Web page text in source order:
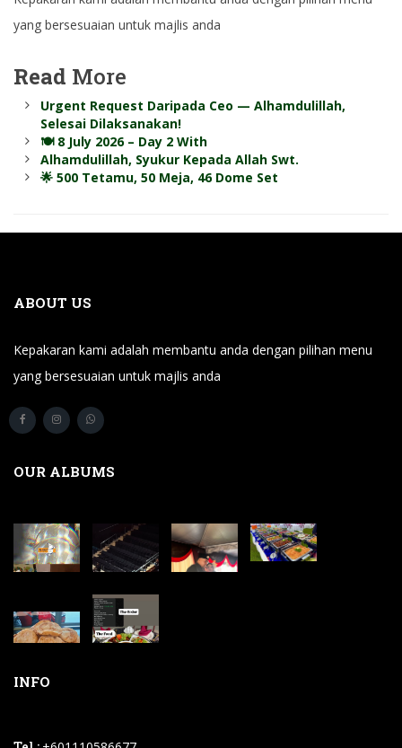
yang bersesuaian untuk majlis anda
Read More
Urgent Request Daripada Ceo — Alhamdulillah,
Selesai Dilaksanakan!
🍽️ 8 July 2026 – Day 2 With
Alhamdulillah, Syukur Kepada Allah Swt.
🌟 500 Tetamu, 50 Meja, 46 Dome Set
ABOUT US
Kepakaran kami adalah membantu anda dengan pilihan menu
yang bersesuaian untuk majlis anda
OUR ALBUMS
INFO